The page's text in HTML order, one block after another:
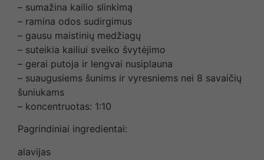
– sumažina kailio slinkimą
– ramina odos sudirgimus
– gausu maistinių medžiagų
– suteikia kailiui sveiko švytėjimo
– gerai putoja ir lengvai nusiplauna
– suaugusiems šunims ir vyresniems nei 8 savaičių
šuniukams
– koncentruotas: 1:10
Pagrindiniai ingredientai:
alavijas